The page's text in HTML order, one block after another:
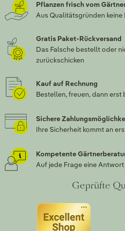
Pflanzen frisch vom
Aus Qualitätsgründen
Gratis Paket-Rückversand
Das Falsche bestellt oder
zurückschicken
Kauf auf Rechnung
Bestellen, freuen, dann erst
Sichere
Ihre Sicherheit kommt an
Kompetente
Auf jede Frage eine
Geprüfte